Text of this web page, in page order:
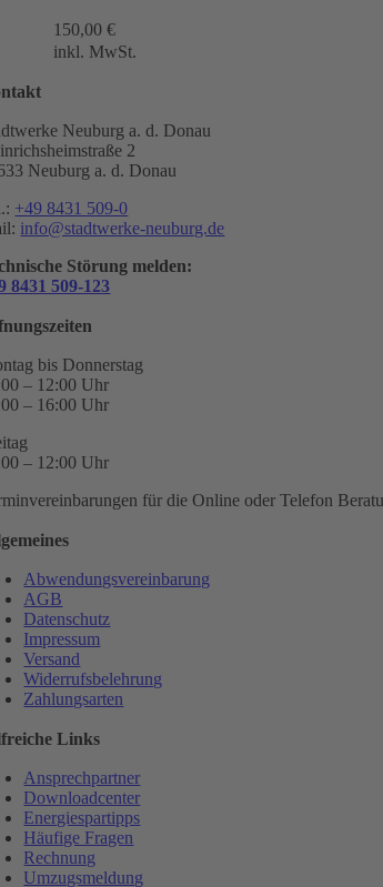
150,00 €
inkl. MwSt.
Neuburg a. d. Donau
2
Neuburg a. d. Donau
+49 8431 509-0
info@stadtwerke-neuburg.de
Störung melden:
8431 509-123
bis Donnerstag
– 12:00 Uhr
– 16:00 Uhr
– 12:00 Uhr
für die Online oder Telefon
Abwendungsvereinbarung
AGB
Datenschutz
Impressum
Versand
Widerrufsbelehrung
Zahlungsarten
Links
Ansprechpartner
Downloadcenter
Energiespartipps
Häufige Fragen
Rechnung
Umzugsmeldung